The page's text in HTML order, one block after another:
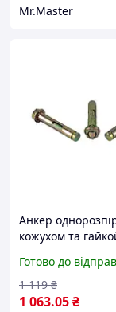
Mr.Master
Анкер
кожухом та
ТМ КРЕПТЕХ
Готово до
1 063.05₴
1 119 ₴